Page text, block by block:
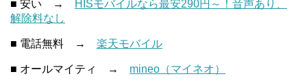
■ 安い →
HISモバイルなら最安290円～！音声あり、
解除料なし
■ 電話無料 → 楽天モバイル
■ オールマイティ → mineo（マイネオ）